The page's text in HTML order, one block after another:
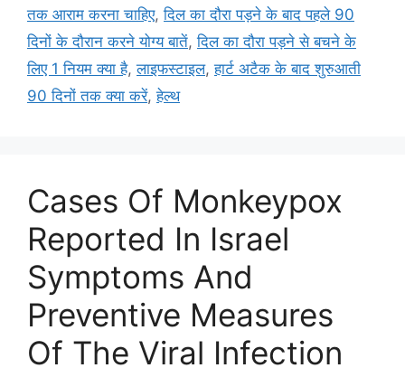
तक आराम करना चाहिए,दिल का दौरा पड़ने के बाद पहले 90
दिनों के दौरान करने योग्य बातें,दिल का दौरा पड़ने से बचने के
लिए 1 नियम क्या है,लाइफस्टाइल,हार्ट अटैक के बाद शुरुआती
90 दिनों तक क्या करें,हेल्थ
Cases Of Monkeypox
Reported In Israel
Symptoms And
Preventive Measures
Of The Viral Infection